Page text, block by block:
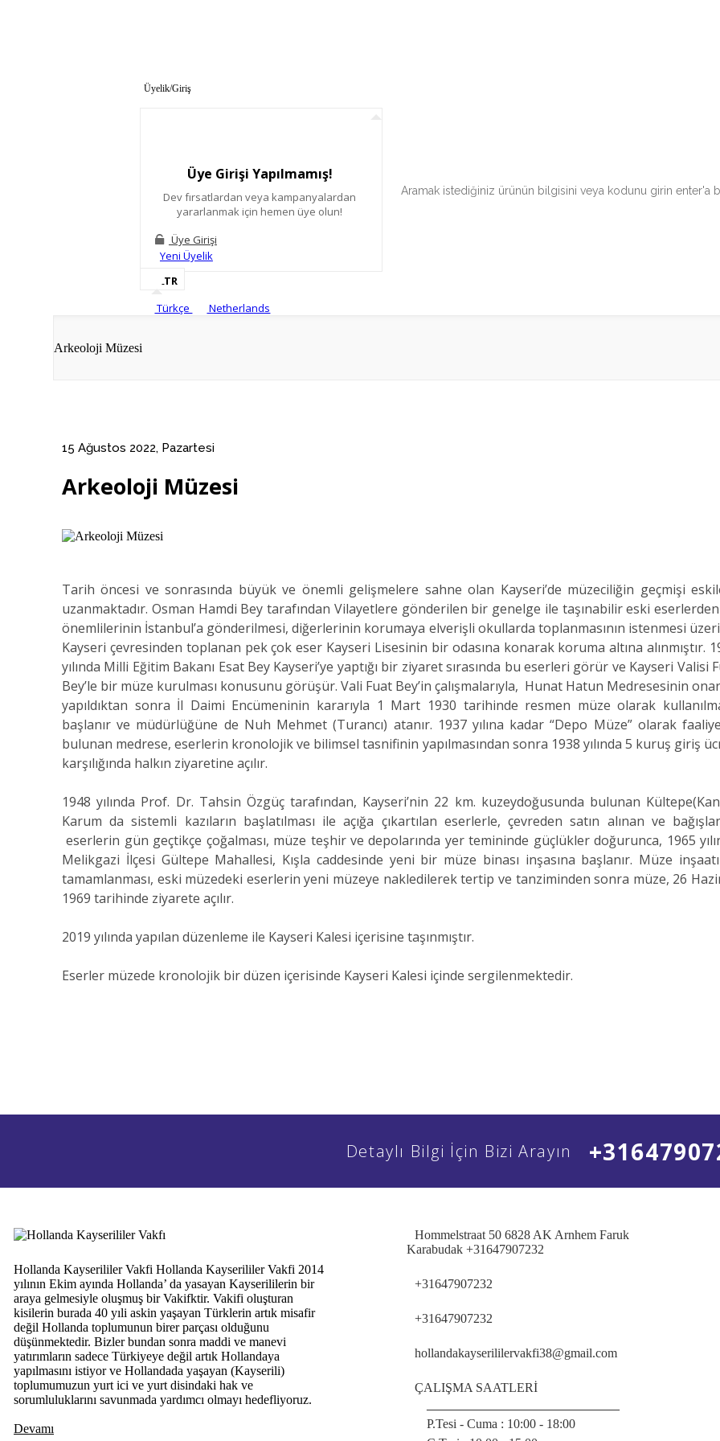
Üyelik/Giriş
Üye Girişi Yapılmamış!
Dev fırsatlardan veya kampanyalardan
yararlanmak için hemen üye olun!
Üye Girişi
Yeni Üyelik
TR
Türkçe
Netherlands
Arkeoloji Müzesi
15 Ağustos 2022, Pazartesi
Arkeoloji Müzesi
Tarih öncesi ve sonrasında büyük ve önemli gelişmelere sahne olan Kayseri’de müzeciliğin geçmişi
uzanmaktadır. Osman Hamdi Bey tarafından Vilayetlere gönderilen bir genelge ile taşınabilir eski
önemlilerinin İstanbul’a gönderilmesi, diğerlerinin korumaya elverişli okullarda toplanmasının istenmesi
Kayseri çevresinden toplanan pek çok eser Kayseri Lisesinin bir odasına konarak koruma altına alınmıştır.
yılında Milli Eğitim Bakanı Esat Bey Kayseri’ye yaptığı bir ziyaret sırasında bu eserleri görür ve Kayseri Valisi
Bey’le bir müze kurulması konusunu görüşür. Vali Fuat Bey’in çalışmalarıyla, Hunat Hatun Medresesinin
yapıldıktan sonra İl Daimi Encümeninin kararıyla 1 Mart 1930 tarihinde resmen müze olarak
başlanır ve müdürlüğüne de Nuh Mehmet (Turancı) atanır. 1937 yılına kadar “Depo Müze” olarak
bulunan medrese, eserlerin kronolojik ve bilimsel tasnifinin yapılmasından sonra 1938 yılında 5 kuruş giriş
karşılığında halkın ziyaretine açılır.
1948 yılında Prof. Dr. Tahsin Özgüç tarafından, Kayseri’nin 22 km. kuzeydoğusunda bulunan
Karum da sistemli kazıların başlatılması ile açığa çıkartılan eserlerle, çevreden satın alınan ve
eserlerin gün geçtikçe çoğalması, müze teşhir ve depolarında yer temininde güçlükler doğurunca, 1965
Melikgazi İlçesi Gültepe Mahallesi, Kışla caddesinde yeni bir müze binası inşasına başlanır. Müze
tamamlanması, eski müzedeki eserlerin yeni müzeye nakledilerek tertip ve tanziminden sonra müze, 26
1969 tarihinde ziyarete açılır.
2019 yılında yapılan düzenleme ile Kayseri Kalesi içerisine taşınmıştır.
Eserler müzede kronolojik bir düzen içerisinde Kayseri Kalesi içinde sergilenmektedir.
Detaylı Bilgi İçin Bizi Arayın
Hollanda Kayserililer Vakfi Hollanda Kayserililer Vakfi 2014
yılının Ekim ayında Hollanda’ da yasayan Kayserililerin bir
araya gelmesiyle oluşmuş bir Vakifktir. Vakifi oluşturan
kisilerin burada 40 yıli askin yaşayan Türklerin artık misafir
değil Hollanda toplumunun birer parçası olduğunu
düşünmektedir. Bizler bundan sonra maddi ve manevi
yatırımların sadece Türkiyeye değil artık Hollandaya
yapılmasını istiyor ve Hollandada yaşayan (Kayserili)
toplumumuzun yurt ici ve yurt disindaki hak ve
sorumluluklarını savunmada yardımcı olmayı hedefliyoruz.
Devamı
Hommelstraat 50 6828 AK Arnhem Faruk
Karabudak +31647907232
+31647907232
+31647907232
hollandakayserililervakfi38@gmail.com
ÇALIŞMA SAATLERİ
P.Tesi - Cuma : 10:00 - 18:00